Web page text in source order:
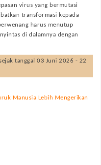
virus yang bermutasi
transformasi kepada
harus menutup
di dalamnya dengan
tanggal 03 Juni 2026 - 22
Manusia Lebih Mengerikan